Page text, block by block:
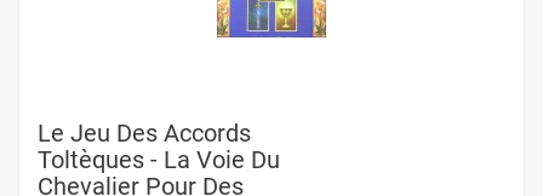
Le Jeu Des Accords
Toltèques - La Voie Du
Chevalier Pour Des